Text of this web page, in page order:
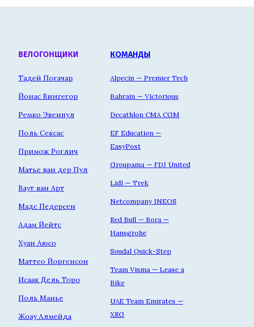
ВЕЛОГОНЩИКИ
Тадей Погачар
Йонас Вингегор
Ремко Эвенпул
Поль Сексас
Примож Роглич
Матье ван дер Пул
Ваут ван Арт
Мадс Педерсен
Адам Йейтс
Хуан Аюсо
Маттео Йоргенсон
Исаак Дель Торо
Поль Манье
Жоау Алмейда
КОМАНДЫ
Alpecin — Premier Tech
Bahrain — Victorious
Decathlon CMA CGM
EF Education —
EasyPost
Groupama — FDJ United
Lidl — Trek
Netcompany INEOS
Red Bull — Bora —
Hansgrohe
Soudal Quick-Step
Team Visma — Lease a
Bike
UAE Team Emirates —
XRG